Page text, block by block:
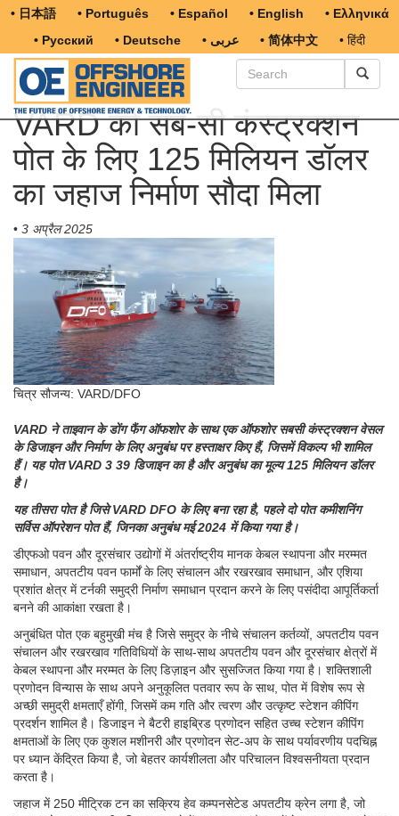
• 日本語 • Português • Español • English
• Ελληνικά
• Русский
• Deutsche • عربى • 简体中文 • हिंदी
VARD को सब-सी कंस्ट्रक्शन
पोत के लिए 125 मिलियन डॉलर
का जहाज निर्माण सौदा मिला
• 3 अप्रैल 2025
चित्र सौजन्य: VARD/DFO
VARD ने ताइवान के डोंग फैंग ऑफशोर के साथ एक ऑफशोर सबसी कंस्ट्रक्शन वेसल
के डिजाइन और निर्माण के लिए अनुबंध पर हस्ताक्षर किए हैं, जिसमें विकल्प भी शामिल
हैं। यह पोत VARD 3 39 डिजाइन का है और अनुबंध का मूल्य 125 मिलियन डॉलर
है।
यह तीसरा पोत है जिसे VARD DFO के लिए बना रहा है, पहले दो पोत कमीशनिंग
सर्विस ऑपरेशन पोत हैं, जिनका अनुबंध मई 2024 में किया गया है।
डीएफओ पवन और दूरसंचार उद्योगों में अंतर्राष्ट्रीय मानक केबल स्थापना और मरम्मत
समाधान, अपतटीय पवन फार्मों के लिए संचालन और रखरखाव समाधान, और एशिया
प्रशांत क्षेत्र में टर्नकी समुद्री निर्माण समाधान प्रदान करने के लिए पसंदीदा आपूर्तिकर्ता
बनने की आकांक्षा रखता है।
अनुबंधित पोत एक बहुमुखी मंच है जिसे समुद्र के नीचे संचालन कर्तव्यों, अपतटीय पवन
संचालन और रखरखाव गतिविधियों के साथ-साथ अपतटीय पवन और दूरसंचार क्षेत्रों में
केबल स्थापना और मरम्मत के लिए डिज़ाइन और सुसज्जित किया गया है। शक्तिशाली
प्रणोदन विन्यास के साथ अपने अनुकूलित पतवार रूप के साथ, पोत में विशेष रूप से
अच्छी समुद्री क्षमताएँ होंगी, जिसमें कम गति और त्वरण और उत्कृष्ट स्टेशन कीपिंग
प्रदर्शन शामिल है। डिजाइन ने बैटरी हाइब्रिड प्रणोदन सहित उच्च स्टेशन कीपिंग
क्षमताओं के लिए एक कुशल मशीनरी और प्रणोदन सेट-अप के साथ पर्यावरणीय पदचिह्न
पर ध्यान केंद्रित किया है, जो बेहतर कार्यशीलता और परिचालन विश्वसनीयता प्रदान
करता है।
जहाज में 250 मीट्रिक टन का सक्रिय हेव कम्पनसेटेड अपतटीय क्रेन लगा है, जो